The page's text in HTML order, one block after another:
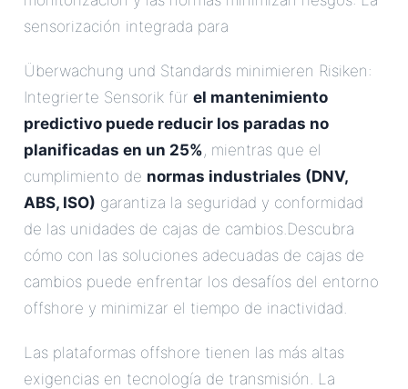
sensorización integrada para
Überwachung und Standards minimieren Risiken:
Integrierte Sensorik für el mantenimiento
predictivo puede reducir los paradas no
planificadas en un 25%, mientras que el
cumplimiento de normas industriales (DNV,
ABS, ISO) garantiza la seguridad y conformidad
de las unidades de cajas de cambios.Descubra
cómo con las soluciones adecuadas de cajas de
cambios puede enfrentar los desafíos del entorno
offshore y minimizar el tiempo de inactividad.
Las plataformas offshore tienen las más altas
exigencias en tecnología de transmisión. La